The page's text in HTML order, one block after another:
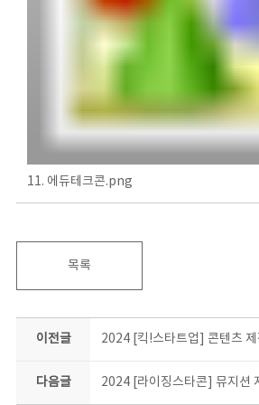
11. 에듀테크콘.png
목록
이전글 2024 [킥!스타트업] 콘텐츠 제
다음글